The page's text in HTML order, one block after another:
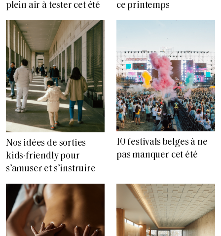
plein air à tester cet été
ce printemps
Nos idées de sorties
kids-friendly pour
s’amuser et s’instruire
10 festivals belges à ne
pas manquer cet été